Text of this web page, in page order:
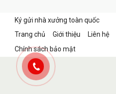
Ký gửi nhà xưởng toàn quốc
Trang chủ
Giới thiệu Liên hệ
Chính sách bảo mật